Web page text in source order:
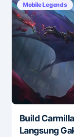
Mobile Legends
Build
Langsung